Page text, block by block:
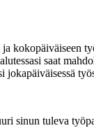
kokopäiväiseen
saat
jokapäiväisessä
sinun tuleva